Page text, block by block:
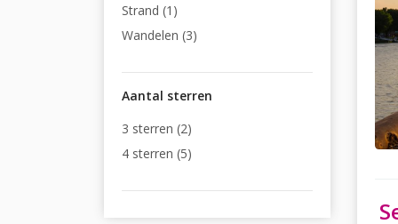
Strand (1)
Wandelen (3)
Aantal sterren
3 sterren (2)
4 sterren (5)